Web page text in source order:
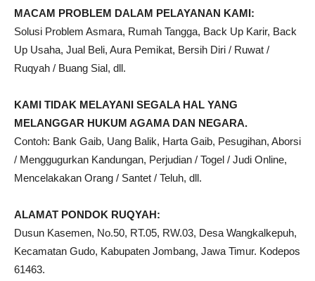
MACAM PROBLEM DALAM PELAYANAN KAMI:
Solusi Problem Asmara, Rumah Tangga, Back Up Karir, Back
Up Usaha, Jual Beli, Aura Pemikat, Bersih Diri / Ruwat /
Ruqyah / Buang Sial, dll.
KAMI TIDAK MELAYANI SEGALA HAL YANG
MELANGGAR HUKUM AGAMA DAN NEGARA.
Contoh: Bank Gaib, Uang Balik, Harta Gaib, Pesugihan, Aborsi
/ Menggugurkan Kandungan, Perjudian / Togel / Judi Online,
Mencelakakan Orang / Santet / Teluh, dll.
ALAMAT PONDOK RUQYAH:
Dusun Kasemen, No.50, RT.05, RW.03, Desa Wangkalkepuh,
Kecamatan Gudo, Kabupaten Jombang, Jawa Timur. Kodepos
61463.